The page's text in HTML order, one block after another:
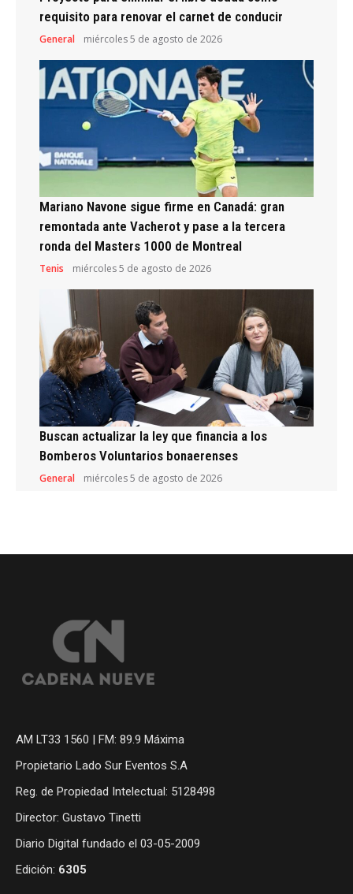
requisito para renovar el carnet de conducir
General miércoles 5 de agosto de 2026
Mariano Navone sigue firme en Canadá: gran
remontada ante Vacherot y pase a la tercera
ronda del Masters 1000 de Montreal
Tenis miércoles 5 de agosto de 2026
Buscan actualizar la ley que financia a los
Bomberos Voluntarios bonaerenses
General miércoles 5 de agosto de 2026
AM LT33 1560 | FM: 89.9 Máxima
Propietario Lado Sur Eventos S.A
Reg. de Propiedad Intelectual: 5128498
Director: Gustavo Tinetti
Diario Digital fundado el 03-05-2009
Edición: 6305